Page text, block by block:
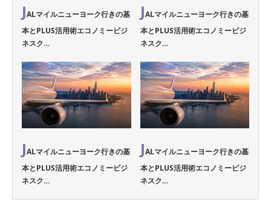
JALマイルニューヨーク行きの基
本とPLUS活用術エコノミービジ
ネスク…
JALマイルニューヨーク行きの基
本とPLUS活用術エコノミービジ
ネスク…
JALマイルニューヨーク行きの基
本とPLUS活用術エコノミービジ
ネスク…
JALマイルニューヨーク行きの基
本とPLUS活用術エコノミービジ
ネスク…